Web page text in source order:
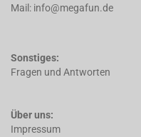
Mail: info@megafun.de
Sonstiges:
Fragen und Antworten
Über uns:
Impressum